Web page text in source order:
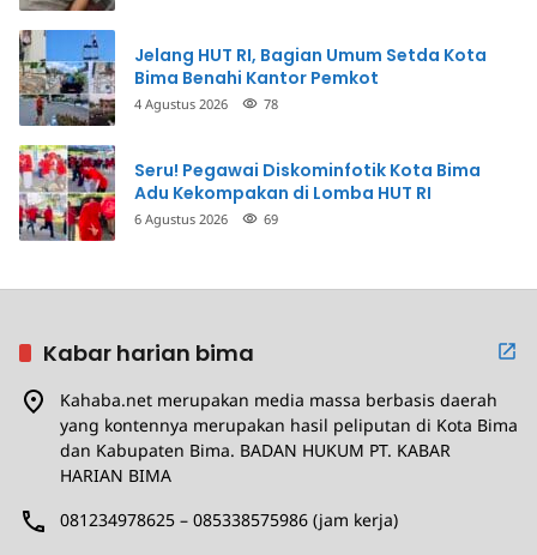
Jelang HUT RI, Bagian Umum Setda Kota
Bima Benahi Kantor Pemkot
4 Agustus 2026 78
Seru! Pegawai Diskominfotik Kota Bima
Adu Kekompakan di Lomba HUT RI
6 Agustus 2026 69
Kabar harian bima
Kahaba.net merupakan media massa berbasis daerah
yang kontennya merupakan hasil peliputan di Kota Bima
dan Kabupaten Bima. BADAN HUKUM PT. KABAR
HARIAN BIMA
081234978625 – 085338575986 (jam kerja)